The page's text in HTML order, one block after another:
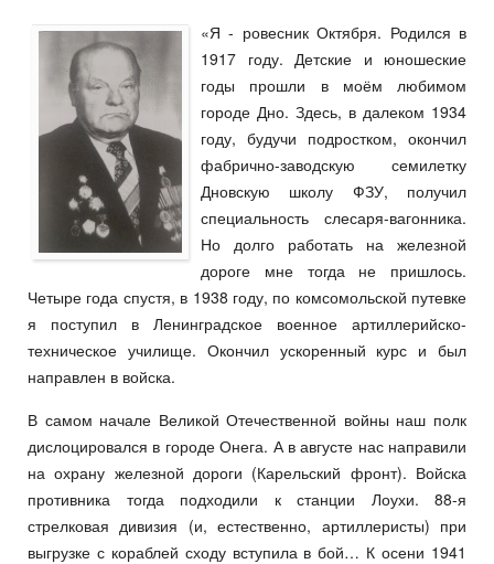
«Я - ровесник Октября. Родился в
1917 году. Детские и юношеские
годы прошли в моём любимом
городе Дно. Здесь, в далеком 1934
году, будучи подростком, окончил
фабрично-заводскую семилетку
Дновскую школу ФЗУ, получил
специальность слесаря-вагонника.
Но долго работать на железной
дороге мне тогда не пришлось.
Четыре года спустя, в 1938 году, по комсомольской путевке
я поступил в Ленинградское военное артиллерийско-
техническое училище. Окончил ускоренный курс и был
направлен в войска.
В самом начале Великой Отечественной войны наш полк
дислоцировался в городе Онега. А в августе нас направили
на охрану железной дороги (Карельский фронт). Войска
противника тогда подходили к станции Лоухи. 88-я
стрелковая дивизия (и, естественно, артиллеристы) при
выгрузке с кораблей сходу вступила в бой… К осени 1941